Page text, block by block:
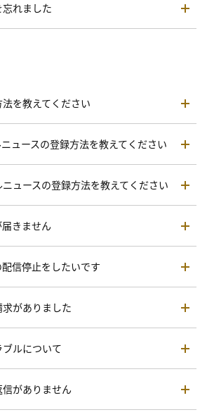
れました
を教えてください
ュースの登録方法を教えてください
ュースの登録方法を教えてください
きません
信停止をしたいです
がありました
ルについて
がありません